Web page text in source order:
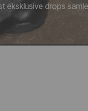
eksklusive drops